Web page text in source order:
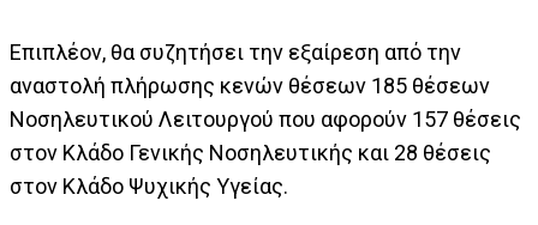
Επιπλέον, θα συζητήσει την εξαίρεση από την
αναστολή πλήρωσης κενών θέσεων 185 θέσεων
Νοσηλευτικού Λειτουργού που αφορούν 157 θέσεις
στον Κλάδο Γενικής Νοσηλευτικής και 28 θέσεις
στον Κλάδο Ψυχικής Υγείας.